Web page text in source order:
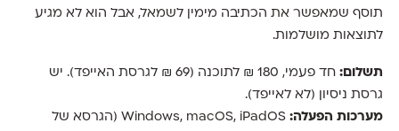
תוסף שמאפשר את הכתיבה מימין לשמאל, אבל הוא לא מגיע
לתוצאות מושלמות.
תשלום:
חד פעמי, 180 ₪ לתוכנה (69 ₪ לגרסת האייפד). יש
גרסת ניסיון (לא לאייפד).
מערכות הפעלה:
Windows, macOS, iPadOS (הגרסא של